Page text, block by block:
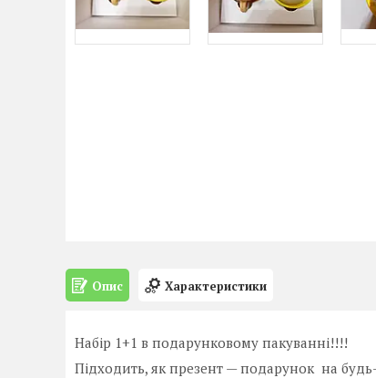
Опис Характеристики
Набір 1+1 в подарунковому пакуванні!!!!
Підходить, як презент — подарунок на будь-